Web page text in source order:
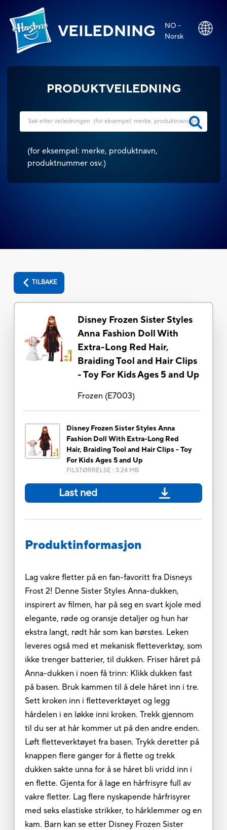
VEILEDNING
NO -
Norsk
PRODUKTVEILEDNING
(for eksempel: merke, produktnavn,
produktnummer osv.)
TILBAKE
Disney Frozen Sister Styles
Anna Fashion Doll With
Extra-Long Red Hair,
Braiding Tool and Hair Clips
- Toy For Kids Ages 5 and Up
Frozen (E7003)
Disney Frozen Sister Styles Anna
Fashion Doll With Extra-Long Red
Hair, Braiding Tool and Hair Clips - Toy
For Kids Ages 5 and Up
FILSTØRRELSE : 3.24 MB
Last ned
Produktinformasjon
Lag vakre fletter på en fan-favoritt fra Disneys
Frost 2! Denne Sister Styles Anna-dukken,
inspirert av filmen, har på seg en svart kjole med
elegante, røde og oransje detaljer og hun har
ekstra langt, rødt hår som kan børstes. Leken
leveres også med et mekanisk fletteverktøy, som
ikke trenger batterier, til dukken. Friser håret på
Anna-dukken i noen få trinn: Klikk dukken fast
på basen. Bruk kammen til å dele håret inn i tre.
Sett kroken inn i fletteverktøyet og legg
hårdelen i en løkke inni kroken. Trekk gjennom
til du ser at hår kommer ut på den andre enden.
Løft fletteverktøyet fra basen. Trykk deretter på
knappen flere ganger for å flette og trekk
dukken sakte unna for å se håret bli vridd inn i
en flette. Gjenta for å lage en hårfrisyre full av
vakre fletter. Lag flere nyskapende hårfrisyrer
med seks elastiske strikker, to hårklemmer og en
kam. Barn kan se etter Disney Frozen Sister